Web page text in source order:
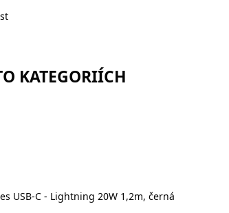
KATEGORIÍCH
USB-C - Lightning 20W 1,2m, černá